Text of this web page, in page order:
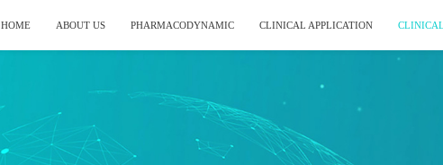
HOME ABOUT US PHARMACODYNAMIC CLINICAL APPLICATION